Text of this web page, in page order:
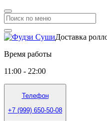
Доставка
Время работы
11:00 - 22:00
Телефон
+7 (999) 650-50-08